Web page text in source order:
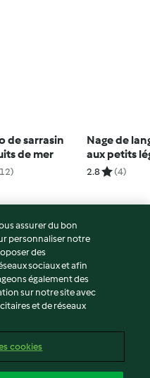
de sarrasin
de mer
Nage de
aux petits
safran
2.8 (4)
assurer du bon
personnaliser notre
des
sociaux et afin
également des
sur notre site avec
et de réseaux
cookies